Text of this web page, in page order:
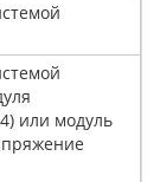
или модуль